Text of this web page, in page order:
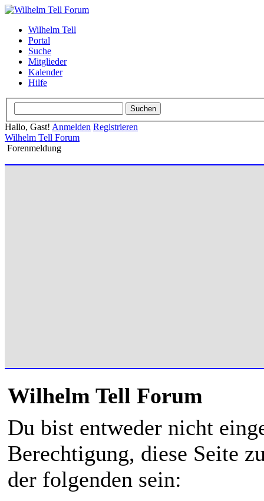
Wilhelm Tell
Portal
Suche
Mitglieder
Kalender
Hilfe
Hallo, Gast! Anmelden Registrieren
Wilhelm Tell Forum
Forenmeldung
Wilhelm Tell Forum
Du bist entweder nicht
Berechtigung, diese Seite
der folgenden sein: